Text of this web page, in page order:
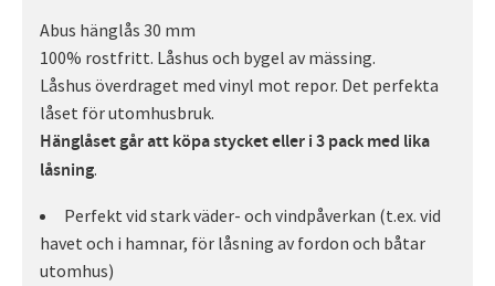
Abus hänglås 30 mm
100% rostfritt. Låshus och bygel av mässing.
Låshus överdraget med vinyl mot repor. Det perfekta
låset för utomhusbruk.
Hänglåset går att köpa stycket eller i 3 pack med lika
låsning.
Perfekt vid stark väder- och vindpåverkan (t.ex. vid
havet och i hamnar, för låsning av fordon och båtar
utomhus)